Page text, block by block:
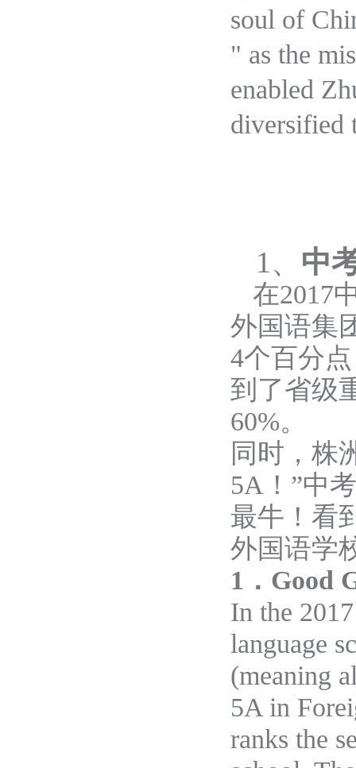
soul of
" as the
enabled
diversified
1、 中
在2017
外国语集
4个百分
到了省级
60%。
同时，株
5A！”中
最牛！ 看
外国语学
1 ． Good
In the
language
(meaning
5A in
ranks the